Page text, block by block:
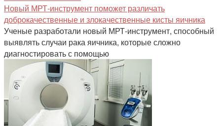
Новый МРТ-инструмент поможет различать
доброкачественные и злокачественные кисты яичника
Ученые разработали новый МРТ-инструмент, способный
выявлять случаи рака яичника, которые сложно
диагностировать с помощью